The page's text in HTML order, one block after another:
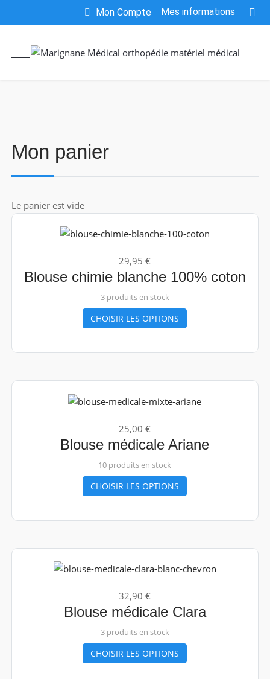
Mon Compte Mes informations
Mon panier
Le panier est vide
29,95 €
Blouse chimie blanche 100% coton
3 produits en stock
CHOISIR LES OPTIONS
25,00 €
Blouse médicale Ariane
10 produits en stock
CHOISIR LES OPTIONS
32,90 €
Blouse médicale Clara
3 produits en stock
CHOISIR LES OPTIONS